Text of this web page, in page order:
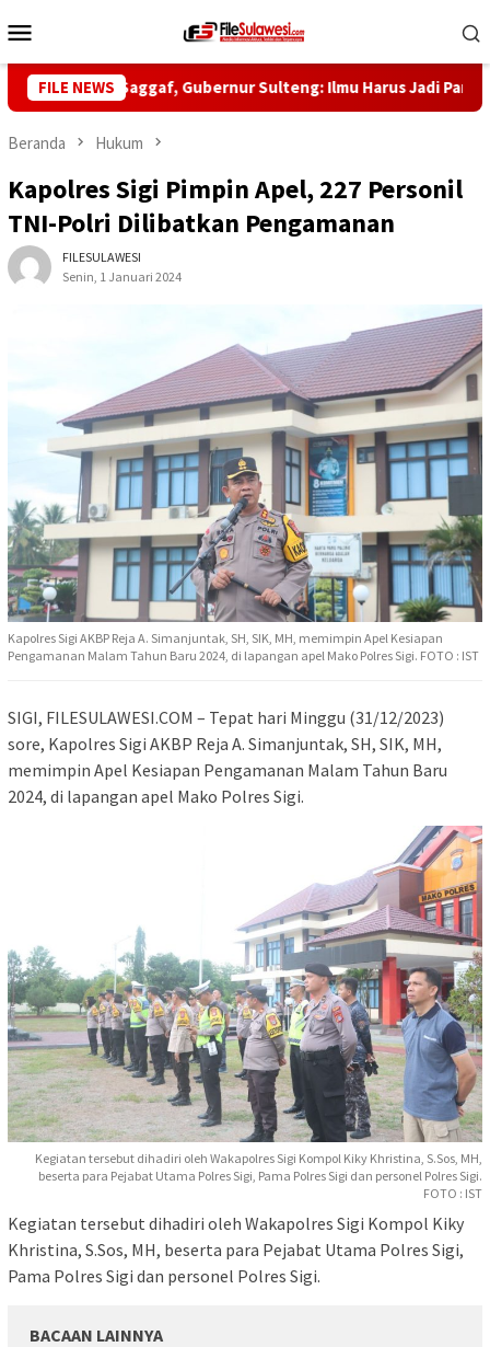
ke
Mobile
FILE NEWS
Habib Saggaf, Gubernur Sulteng: Ilmu Harus Jadi Panglima
Beranda Hukum
Kapolres Sigi Pimpin Apel, 227 Personil
TNI-Polri Dilibatkan Pengamanan
FILESULAWESI
Senin, 1 Januari 2024
Kapolres Sigi AKBP Reja A. Simanjuntak, SH, SIK, MH, memimpin Apel Kesiapan
Pengamanan Malam Tahun Baru 2024, di lapangan apel Mako Polres Sigi. FOTO : IST
SIGI, FILESULAWESI.COM – Tepat hari Minggu (31/12/2023)
sore, Kapolres Sigi AKBP Reja A. Simanjuntak, SH, SIK, MH,
memimpin Apel Kesiapan Pengamanan Malam Tahun Baru
2024, di lapangan apel Mako Polres Sigi.
Kegiatan tersebut dihadiri oleh Wakapolres Sigi Kompol Kiky Khristina, S.Sos, MH,
beserta para Pejabat Utama Polres Sigi, Pama Polres Sigi dan personel Polres Sigi.
FOTO : IST
Kegiatan tersebut dihadiri oleh Wakapolres Sigi Kompol Kiky
Khristina, S.Sos, MH, beserta para Pejabat Utama Polres Sigi,
Pama Polres Sigi dan personel Polres Sigi.
BACAAN LAINNYA